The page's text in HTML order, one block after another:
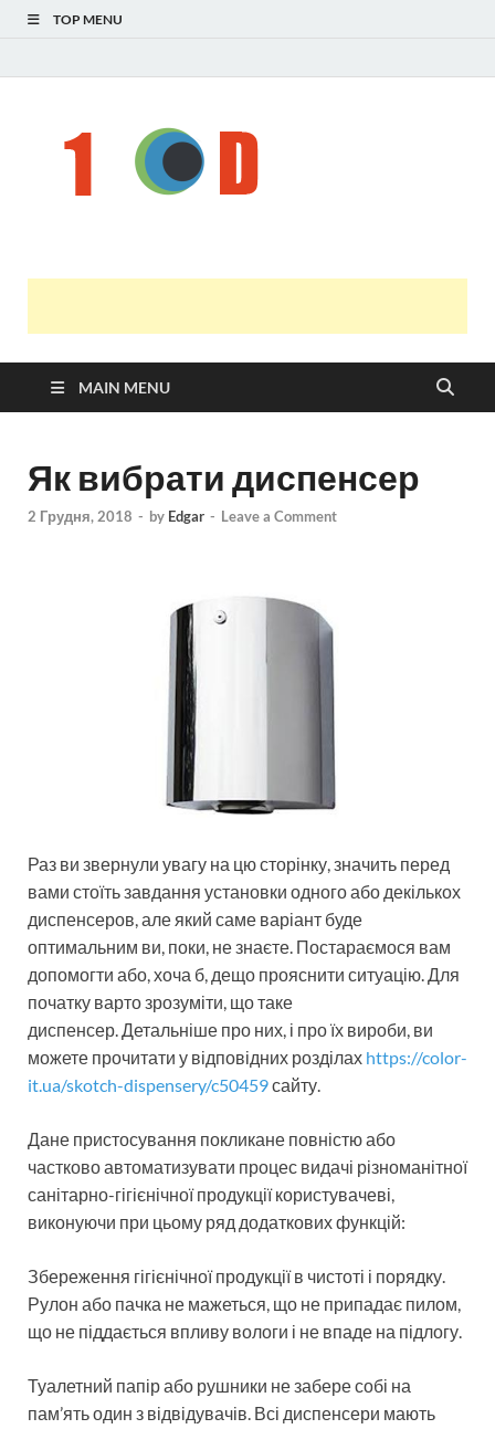
TOP MENU
MAIN MENU
Як вибрати диспенсер
2 Грудня, 2018 - by Edgar - Leave a Comment
Раз ви звернули увагу на цю сторінку, значить перед
вами стоїть завдання установки одного або декількох
диспенсеров, але який саме варіант буде
оптимальним ви, поки, не знаєте. Постараємося вам
допомогти або, хоча б, дещо прояснити ситуацію. Для
початку варто зрозуміти, що таке
диспенсер. Детальніше про них, і про їх вироби, ви
можете прочитати у відповідних розділах https://color-
it.ua/skotch-dispensery/c50459сайту.
Дане пристосування покликане повністю або
частково автоматизувати процес видачі різноманітної
санітарно-гігієнічної продукції користувачеві,
виконуючи при цьому ряд додаткових функцій:
Збереження гігієнічної продукції в чистоті і порядку.
Рулон або пачка не мажеться, що не припадає пилом,
що не піддається впливу вологи і не впаде на підлогу.
Туалетний папір або рушники не забере собі на
пам’ять один з відвідувачів. Всі диспенсери мають